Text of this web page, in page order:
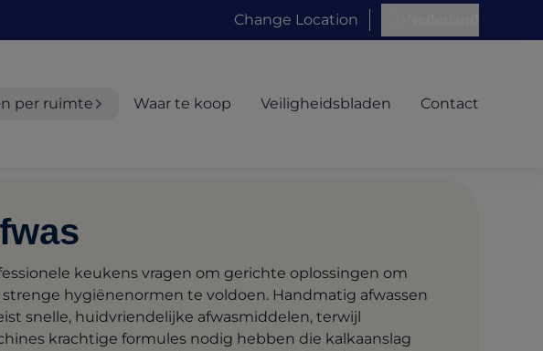
Change Location
per ruimte Waar te koop Veiligheidsbladen Contact
keukens vragen om gerichte oplossingen om
strenge hygiënenormen te voldoen. Handmatig afwassen
snelle, huidvriendelijke afwasmiddelen, terwijl
krachtige formules nodig hebben die kalkaanslag